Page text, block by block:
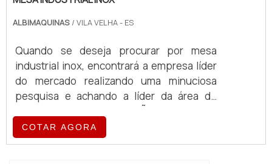
ALBIMAQUINAS / VILA VELHA - ES
Quando se deseja procurar por mesa
industrial inox, encontrará a empresa líder
do mercado realizando uma minuciosa
pesquisa e achando a líder da área de
MESA INDUSTRIAL INOXSe alguém busca
por mesa industrial inox em uma empresa
COTAR AGORA